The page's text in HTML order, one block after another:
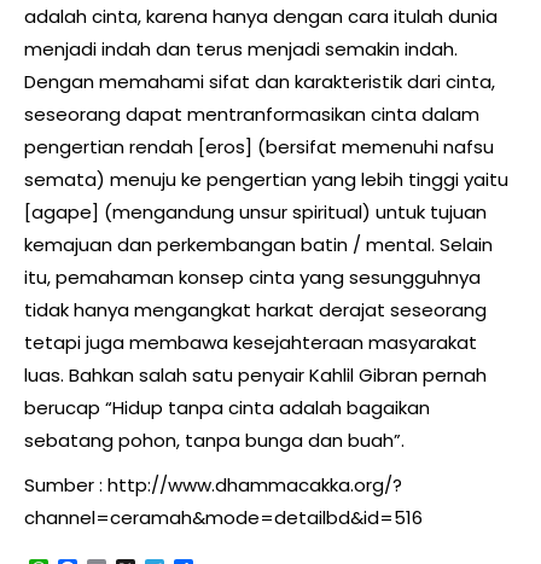
adalah cinta, karena hanya dengan cara itulah dunia
menjadi indah dan terus menjadi semakin indah.
Dengan memahami sifat dan karakteristik dari cinta,
seseorang dapat mentranformasikan cinta dalam
pengertian rendah [eros] (bersifat memenuhi nafsu
semata) menuju ke pengertian yang lebih tinggi yaitu
[agape] (mengandung unsur spiritual) untuk tujuan
kemajuan dan perkembangan batin / mental. Selain
itu, pemahaman konsep cinta yang sesungguhnya
tidak hanya mengangkat harkat derajat seseorang
tetapi juga membawa kesejahteraan masyarakat
luas. Bahkan salah satu penyair Kahlil Gibran pernah
berucap “Hidup tanpa cinta adalah bagaikan
sebatang pohon, tanpa bunga dan buah”.
Sumber : http://www.dhammacakka.org/?
channel=ceramah&mode=detailbd&id=516